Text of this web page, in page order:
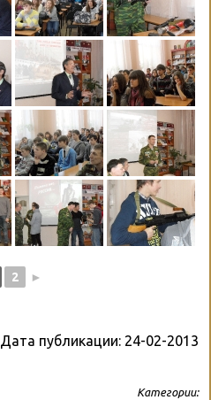
2 ►
Дата публикации: 24-02-2013
Категории: